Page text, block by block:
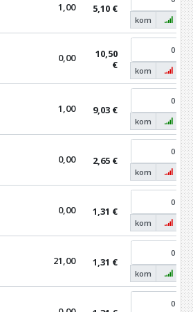
1,00 5,10 €
kom
0,00
10,50
€
kom
1,00 9,03 €
kom
0,00 2,65 €
kom
0,00 1,31 €
kom
21,00 1,31 €
kom